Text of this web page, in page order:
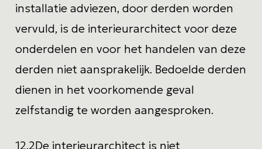
installatie adviezen, door derden worden
vervuld, is de interieurarchitect voor deze
onderdelen en voor het handelen van deze
derden niet aansprakelijk. Bedoelde derden
dienen in het voorkomende geval
zelfstandig te worden aangesproken.
12.2De interieurarchitect is niet